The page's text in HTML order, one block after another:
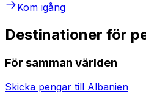
Kom igång
Destinationer för
För samman världen
Skicka pengar till Albanien